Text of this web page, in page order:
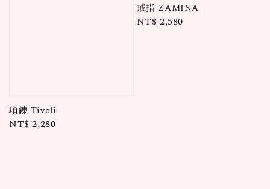
項鍊 Tivoli
Regular
NT$ 2,280
戒指 ZAMINA
Regular
NT$ 2,580